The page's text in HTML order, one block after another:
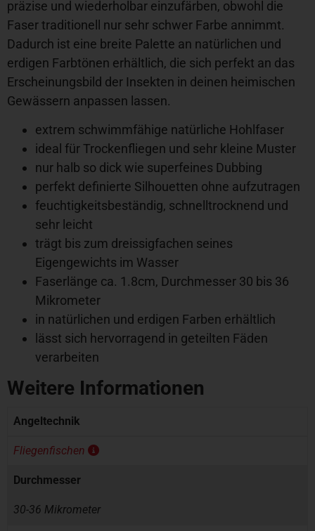
präzise und wiederholbar einzufärben, obwohl die
Faser traditionell nur sehr schwer Farbe annimmt.
Dadurch ist eine breite Palette an natürlichen und
erdigen Farbtönen erhältlich, die sich perfekt an das
Erscheinungsbild der Insekten in deinen heimischen
Gewässern anpassen lassen.
extrem schwimmfähige natürliche Hohlfaser
ideal für Trockenfliegen und sehr kleine Muster
nur halb so dick wie superfeines Dubbing
perfekt definierte Silhouetten ohne aufzutragen
feuchtigkeitsbeständig, schnelltrocknend und
sehr leicht
trägt bis zum dreissigfachen seines
Eigengewichts im Wasser
Faserlänge ca. 1.8cm, Durchmesser 30 bis 36
Mikrometer
in natürlichen und erdigen Farben erhältlich
lässt sich hervorragend in geteilten Fäden
verarbeiten
Weitere Informationen
Angeltechnik
Fliegenfischen
Durchmesser
30-36 Mikrometer